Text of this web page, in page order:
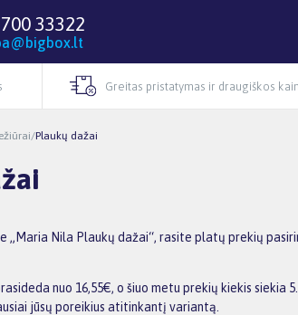
33322
Greitas pristatymas ir draugiškos
/Plaukų dažai
„Maria Nila Plaukų dažai“, rasite platų prekių
nuo 16,55€, o šiuo metu prekių kiekis
jūsų poreikius atitinkantį variantą.